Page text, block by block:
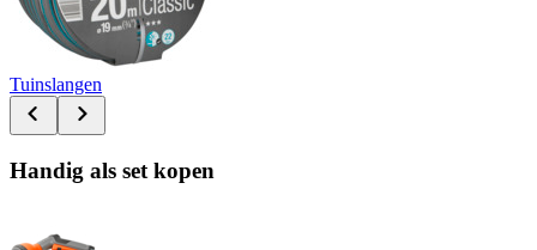
Tuinslangen
Handig als set kopen